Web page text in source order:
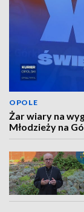
OPOLE
Żar wiary na
Młodzieży na